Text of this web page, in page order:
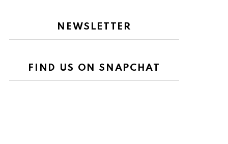
NEWSLETTER
FIND US ON SNAPCHAT